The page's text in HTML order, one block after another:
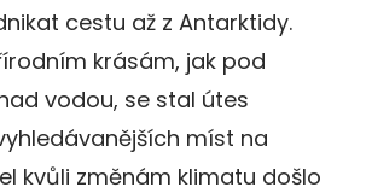
cestu až z Antarktidy.
krásám, jak pod
vodou, se stal útes
míst na
kvůli změnám klimatu došlo